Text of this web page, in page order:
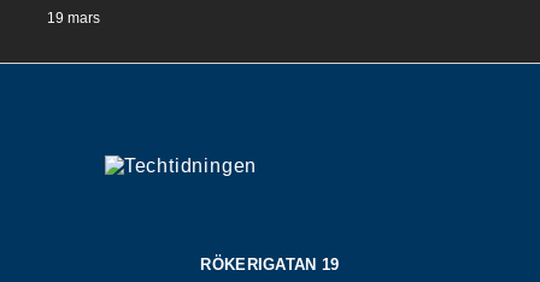
19 mars
RÖKERIGATAN 19